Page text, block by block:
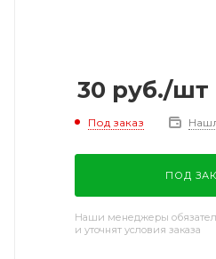
30 руб./шт
Под заказ
ПОД
Наши менеджеры
и уточнят условия заказа